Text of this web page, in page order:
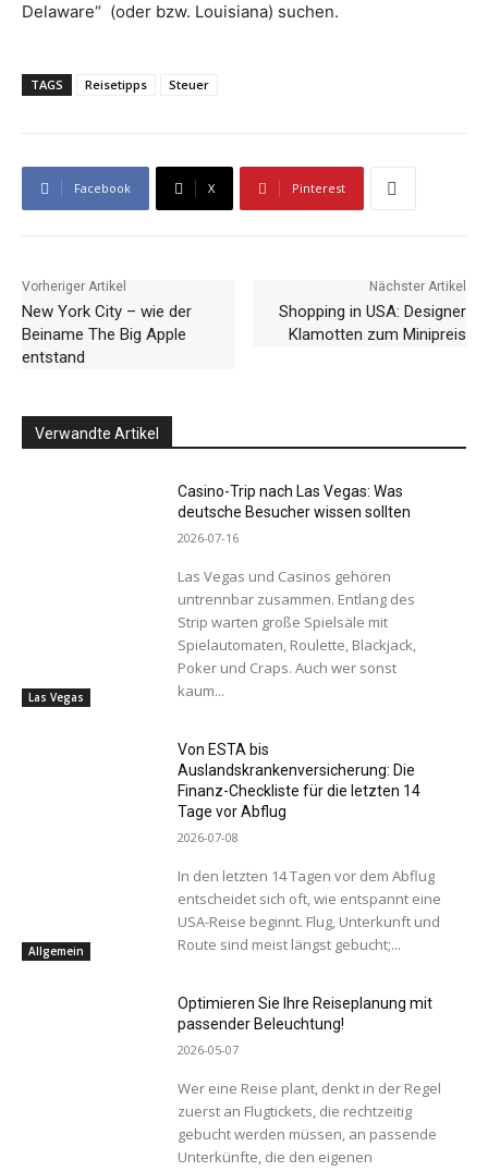
Delaware“ (oder bzw. Louisiana) suchen.
TAGS Reisetipps Steuer
Facebook X Pinterest
Vorheriger Artikel
New York City – wie der
Beiname The Big Apple
entstand
Nächster Artikel
Shopping in USA: Designer
Klamotten zum Minipreis
Verwandte Artikel
Las Vegas
Casino-Trip nach Las Vegas: Was
deutsche Besucher wissen sollten
2026-07-16
Las Vegas und Casinos gehören
untrennbar zusammen. Entlang des
Strip warten große Spielsäle mit
Spielautomaten, Roulette, Blackjack,
Poker und Craps. Auch wer sonst
kaum...
Allgemein
Von ESTA bis
Auslandskrankenversicherung: Die
Finanz-Checkliste für die letzten 14
Tage vor Abflug
2026-07-08
In den letzten 14 Tagen vor dem Abflug
entscheidet sich oft, wie entspannt eine
USA-Reise beginnt. Flug, Unterkunft und
Route sind meist längst gebucht;...
Optimieren Sie Ihre Reiseplanung mit
passender Beleuchtung!
2026-05-07
Wer eine Reise plant, denkt in der Regel
zuerst an Flugtickets, die rechtzeitig
gebucht werden müssen, an passende
Unterkünfte, die den eigenen